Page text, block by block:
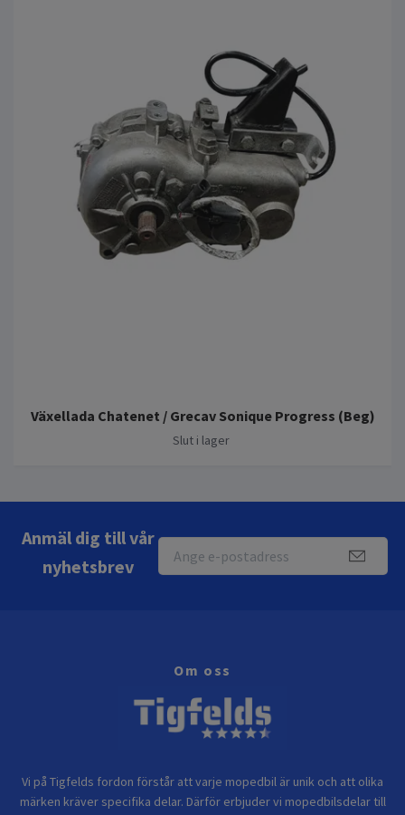
Växellada Chatenet / Grecav Sonique Progress (Beg)
Slut i lager
Anmäl dig till vår
nyhetsbrev
Om oss
Vi på Tigfelds fordon förstår att varje mopedbil är unik och att olika
märken kräver specifika delar. Därför erbjuder vi mopedbilsdelar till